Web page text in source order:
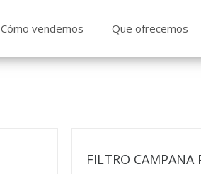
Cómo vendemos Que ofrecemos
FILTRO CAMPANA